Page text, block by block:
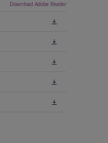
Download Adobe Reader